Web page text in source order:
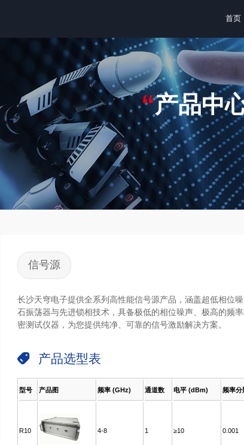
首页
恒温晶振
抗振晶振
倍频模块
卫星驯服时钟模块
蓝宝石振荡器
模块式蓝宝石振荡器
可变频蓝宝石频率综合器
抗振型蓝宝石振荡器
量子测控谐振腔
功能组件
数字频率合成
低相位噪声放
滤波器组模块
多通道延迟模
跳频滤波组件
开关矩阵组件
仪器及测试 通信与能
产品知识 行业动态
“产品中
信号源
长沙天穹电子提供全系列高性能信号源产品，涵盖超低相位
石振荡器与先进锁相技术，具备极低的相位噪声、极高的频
密测试仪器，为您提供纯净、可靠的信号激励解决方案。
产品选型表
型号 产品图 频率 (GHz) 通道数 电平 (dBm) 频率分
R10 ≥10